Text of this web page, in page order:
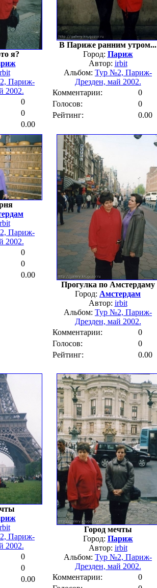
я?
Париж-
2002.
0
0
0.00
В Париже ранним утром...
Город: Париж
Автор: irbit
Альбом: Тур №2, Париж-
Дрезден, май 2002.
Комментарии:
0
Голосов:
0
Рейтинг:
0.00
Париж-
2002.
0
0
0.00
Прогулка по Амстердаму
Город: Амстердам
Автор: irbit
Альбом: Тур №2, Париж-
Дрезден, май 2002.
Комментарии:
0
Голосов:
0
Рейтинг:
0.00
Париж-
2002.
0
0
0.00
Город мечты
Город: Париж
Автор: irbit
Альбом: Тур №2, Париж-
Дрезден, май 2002.
Комментарии:
0